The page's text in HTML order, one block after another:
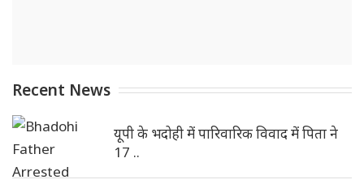
Recent News
यूपी के भदोही में पारिवारिक विवाद में पिता ने
17 ..